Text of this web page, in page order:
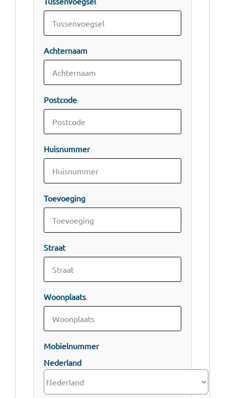
Achternaam
Postcode
Huisnummer
Toevoeging
Straat
Woonplaats
Mobielnummer
Nederland